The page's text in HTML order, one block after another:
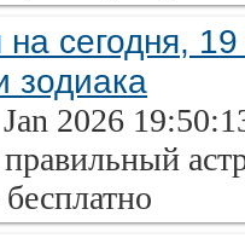
на сегодня,
зодиака
2026